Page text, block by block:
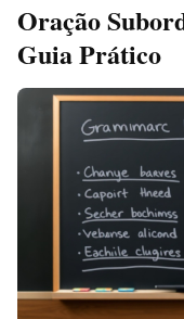
Oração
Guia Prático